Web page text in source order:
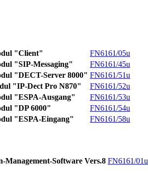
"Client"
FN6161/05u
"SIP-Messaging"
FN6161/45u
"DECT-Server 8000" FN6161/51u
"IP-Dect Pro N870"
FN6161/52u
"ESPA-Ausgang"
FN6161/53u
"DP 6000"
FN6161/54u
"ESPA-Eingang"
FN6161/58u
Management-Software Vers.8 FN6161/01u